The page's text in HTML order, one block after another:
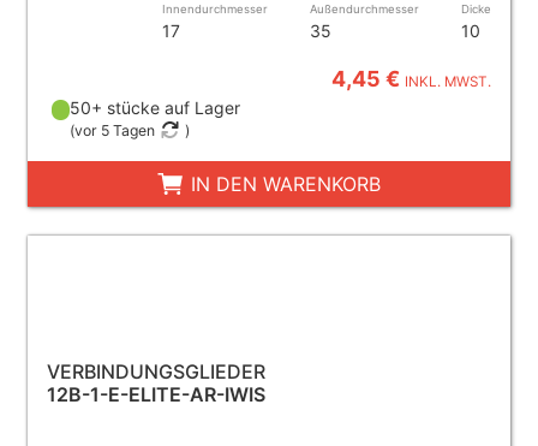
Innendurchmesser
17
Außendurchmesser
35
Dicke
10
4,45 € INKL. MWST.
50+ stücke auf Lager
(vor 5 Tagen )
IN DEN WARENKORB
VERBINDUNGSGLIEDER
12B-1-E-ELITE-AR-IWIS